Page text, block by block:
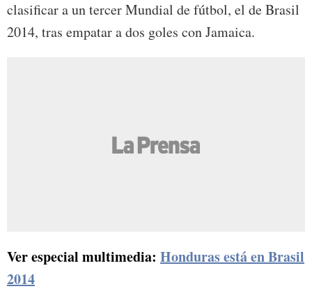
clasificar a un tercer Mundial de fútbol, el de Brasil
2014, tras empatar a dos goles con Jamaica.
Ver especial multimedia: Honduras está en Brasil
2014